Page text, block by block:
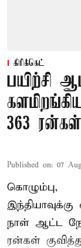
கிரிக்கெட்
பயிற்சி
363
Published on: 07
கொழும்பு,
நாள் ஆட்ட
ரன்கள்